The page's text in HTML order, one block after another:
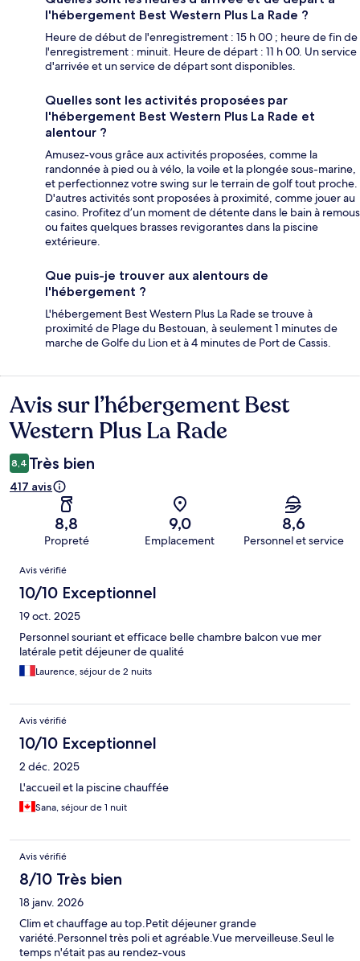
l'hébergement Best Western Plus La Rade ?
Heure de début de l'enregistrement : 15 h 00 ; heure de fin de
l'enregistrement : minuit. Heure de départ : 11 h 00. Un service
d'arrivée et un service de départ sont disponibles.
Quelles sont les activités proposées par
l'hébergement Best Western Plus La Rade et
alentour ?
Amusez-vous grâce aux activités proposées, comme la
randonnée à pied ou à vélo, la voile et la plongée sous-marine,
et perfectionnez votre swing sur le terrain de golf tout proche.
D'autres activités sont proposées à proximité, comme jouer au
casino. Profitez d’un moment de détente dans le bain à remous
ou faites quelques brasses revigorantes dans la piscine
extérieure.
Que puis-je trouver aux alentours de
l'hébergement ?
L'hébergement Best Western Plus La Rade se trouve à
proximité de Plage du Bestouan, à seulement 1 minutes de
marche de Golfe du Lion et à 4 minutes de Port de Cassis.
Avis
Avis sur l’hébergement Best
Western Plus La Rade
8,4 Très bien
417 avis
8,8
Propreté
9,0
Emplacement
8,6
Personnel et service
Avis
Avis vérifié
10/10 Exceptionnel
19 oct. 2025
Personnel souriant et efficace belle chambre balcon vue mer
latérale petit déjeuner de qualité
Laurence, séjour de 2 nuits
Avis vérifié
10/10 Exceptionnel
2 déc. 2025
L'accueil et la piscine chauffée
Sana, séjour de 1 nuit
Avis vérifié
8/10 Très bien
18 janv. 2026
Clim et chauffage au top.Petit déjeuner grande
variété.Personnel très poli et agréable.Vue merveilleuse.Seul le
temps n'était pas au rendez-vous